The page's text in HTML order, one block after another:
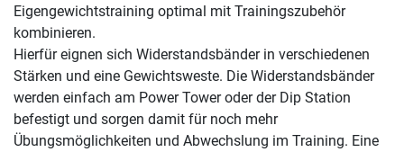
Eigengewichtstraining optimal mit Trainingszubehör
kombinieren.
Hierfür eignen sich Widerstandsbänder in verschiedenen
Stärken und eine Gewichtsweste. Die Widerstandsbänder
werden einfach am Power Tower oder der Dip Station
befestigt und sorgen damit für noch mehr
Übungsmöglichkeiten und Abwechslung im Training. Eine